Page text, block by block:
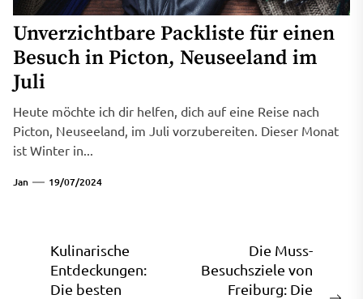
Unverzichtbare Packliste für einen
Besuch in Picton, Neuseeland im
Juli
Heute möchte ich dir helfen, dich auf eine Reise nach
Picton, Neuseeland, im Juli vorzubereiten. Dieser Monat
ist Winter in...
Jan 19/07/2024
Beitragsnavigation
Kulinarische
Entdeckungen:
Die besten
Die Muss-
Besuchsziele von
Freiburg: Die